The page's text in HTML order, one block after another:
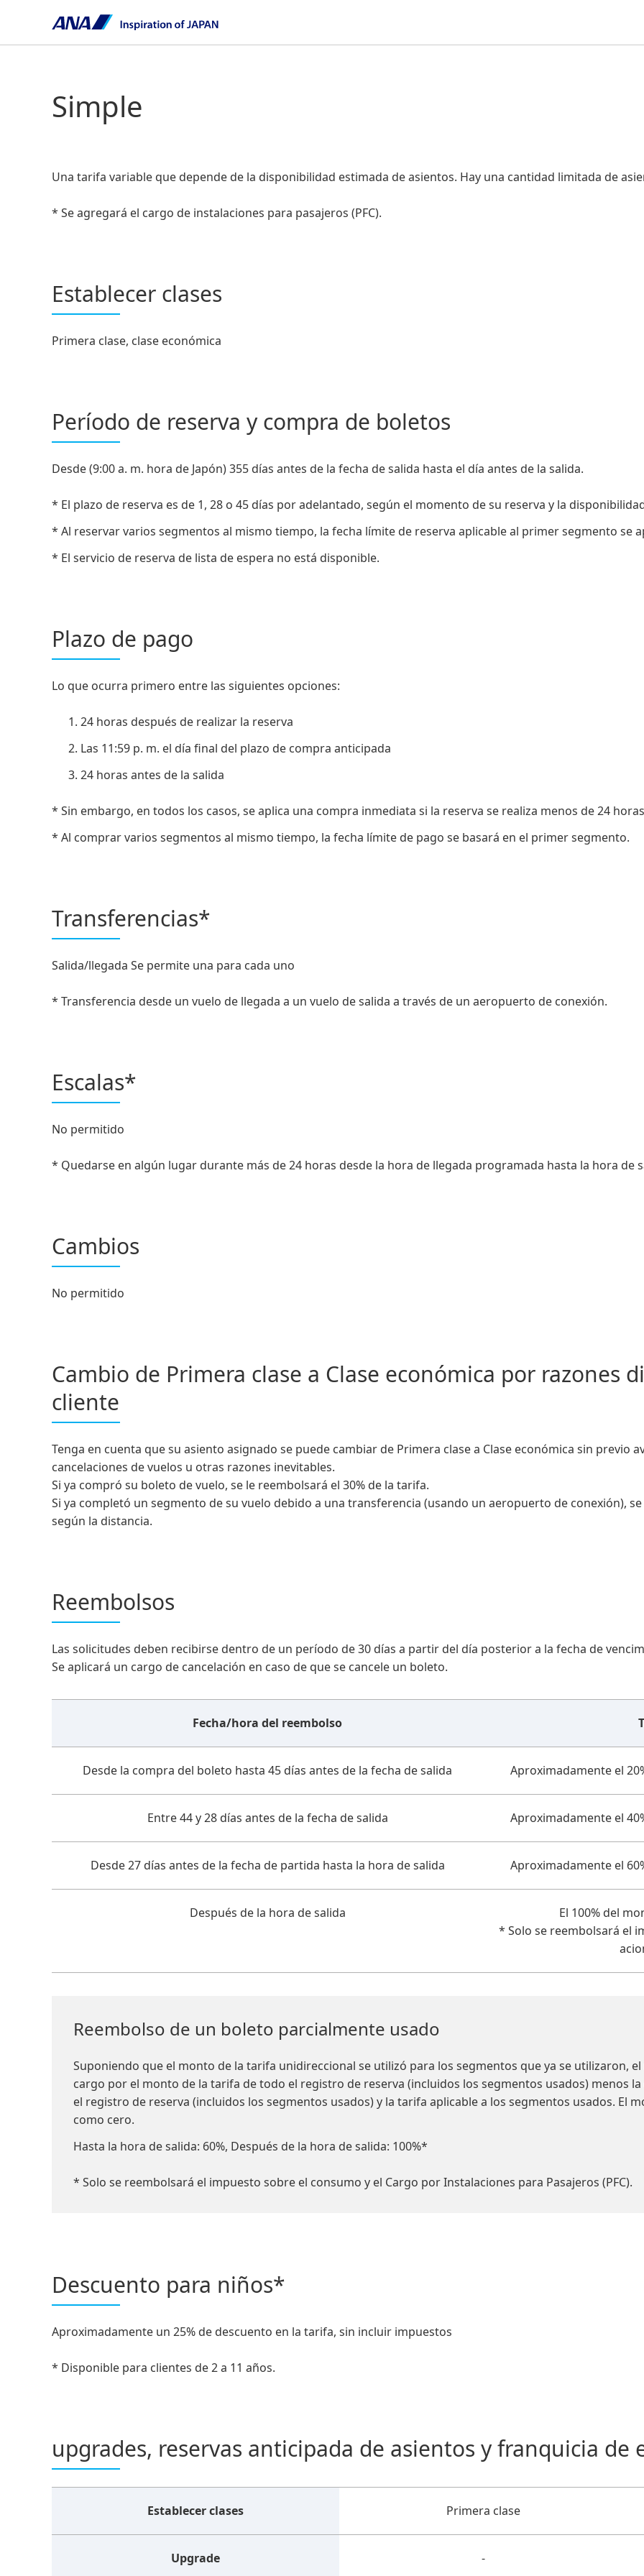
Simple
Una tarifa variable que depende de la disponibilidad estimada de asientos. Hay una cantidad limitada de
* Se agregará el cargo de instalaciones para pasajeros (PFC).
Establecer clases
Primera clase, clase económica
Período de reserva y compra de boletos
Desde (9:00 a. m. hora de Japón) 355 días antes de la fecha de salida hasta el día antes de la salida.
* El plazo de reserva es de 1, 28 o 45 días por adelantado, según el momento de su reserva y la
* Al reservar varios segmentos al mismo tiempo, la fecha límite de reserva aplicable al primer segmento se
* El servicio de reserva de lista de espera no está disponible.
Plazo de pago
Lo que ocurra primero entre las siguientes opciones:
24 horas después de realizar la reserva
Las 11:59 p. m. el día final del plazo de compra anticipada
24 horas antes de la salida
* Sin embargo, en todos los casos, se aplica una compra inmediata si la reserva se realiza menos de 24
* Al comprar varios segmentos al mismo tiempo, la fecha límite de pago se basará en el primer segmento.
Transferencias*
Salida/llegada Se permite una para cada uno
* Transferencia desde un vuelo de llegada a un vuelo de salida a través de un aeropuerto de conexión.
Escalas*
No permitido
* Quedarse en algún lugar durante más de 24 horas desde la hora de llegada programada hasta la hora de
Cambios
No permitido
Cambio de Primera clase a Clase económica por razones
cliente
Tenga en cuenta que su asiento asignado se puede cambiar de Primera clase a Clase económica sin previo
cancelaciones de vuelos u otras razones inevitables.
Si ya compró su boleto de vuelo, se le reembolsará el 30% de la tarifa.
Si ya completó un segmento de su vuelo debido a una transferencia (usando un aeropuerto de conexión),
según la distancia.
Reembolsos
Las solicitudes deben recibirse dentro de un período de 30 días a partir del día posterior a la fecha de
Se aplicará un cargo de cancelación en caso de que se cancele un boleto.
Fecha/hora del reembolso
Desde la compra del boleto hasta 45 días antes de la fecha de salida Aproximadamente el
Entre 44 y 28 días antes de la fecha de salida Aproximadamente el
Desde 27 días antes de la fecha de partida hasta la hora de salida Aproximadamente el
Después de la hora de salida
El 100% del
* Solo se reembolsará el
Reembolso de un boleto parcialmente usado
Suponiendo que el monto de la tarifa unidireccional se utilizó para los segmentos que ya se utilizaron,
cargo por el monto de la tarifa de todo el registro de reserva (incluidos los segmentos usados) menos
el registro de reserva (incluidos los segmentos usados) y la tarifa aplicable a los segmentos usados. El
como cero.
Hasta la hora de salida: 60%, Después de la hora de salida: 100%*
* Solo se reembolsará el impuesto sobre el consumo y el Cargo por Instalaciones para Pasajeros (PFC).
Descuento para niños*
Aproximadamente un 25% de descuento en la tarifa, sin incluir impuestos
* Disponible para clientes de 2 a 11 años.
upgrades, reservas anticipada de asientos y franquicia
Establecer clases Primera clase
Upgrade -